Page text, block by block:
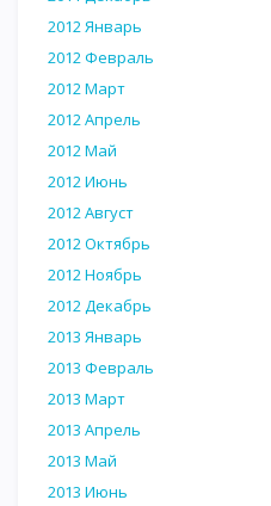
2012 Январь
2012 Февраль
2012 Март
2012 Апрель
2012 Май
2012 Июнь
2012 Август
2012 Октябрь
2012 Ноябрь
2012 Декабрь
2013 Январь
2013 Февраль
2013 Март
2013 Апрель
2013 Май
2013 Июнь